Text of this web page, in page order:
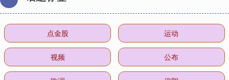
点金股 运动
视频 公布